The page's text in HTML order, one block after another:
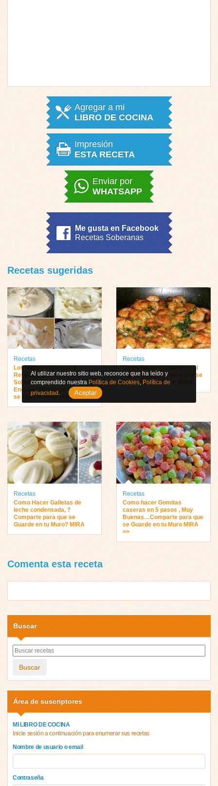
Agregar a mi
LIBRO DE COCINA
Impresión
ESTA RECETA
Enviar por
WHATSAPP
Me gusta en Facebook
Recetas Soberanas
Recetas sugeridas
Recetas
Los Mejores Cremas y
Rellenos, Selección
Soberana 4 Espectáculos
Encima “Comparte para que
se Guarde en tu Muro” MIRA
Recetas
Como Hacer Camarones al
Ajillo “Comparte para que se
Guarde en tu Muro” MIRA
Recetas
Como Hacer Galletas de
leche condensada, ?
Comparte para que se
Guarde en tu Muro? MIRA
Recetas
Como hacer Gomitas
caseras en 5 pasos , Muy
Buenas…Comparte para que
se Guarde en tu Muro MIRA
>>
Comenta esta receta
Buscar
Buscar
Área de suscriptores
MI LIBRO DE COCINA
Inicie sesión a continuación para enumerar sus recetas
Nombre de usuario o email
Contraseña
Al utilizar nuestro sitio web, reconoce que ha leído y
comprendido nuestra Política de Cookies Política de
privacidad
Aceptar